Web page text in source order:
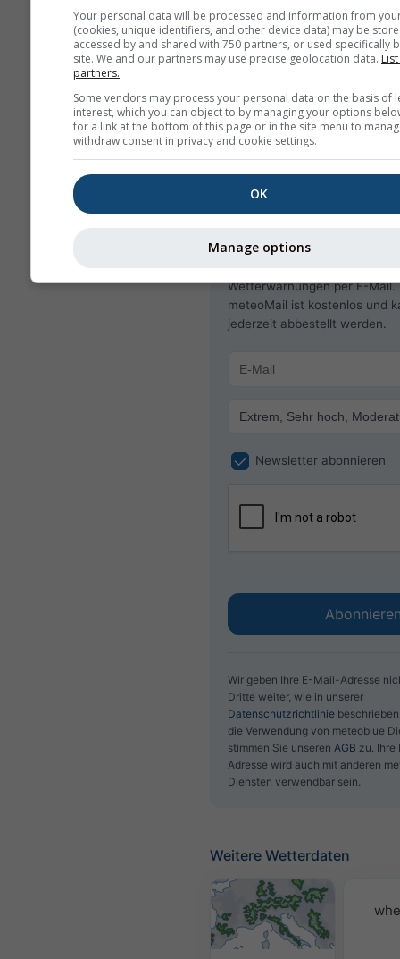
die entsprechenden Stellen
weitergeleitet.
meteoMail -
Quilmes
Wetterwarnungen per E-Mail.
meteoMail ist kostenlos und
jederzeit abbestellt werden.
Newsletter abonnieren
Wir geben Ihre E-Mail-Adresse
Dritte weiter, wie in unserer
Datenschutzrichtlinie
die Verwendung von meteoblue
stimmen Sie unseren AGB zu.
Adresse wird auch mit anderen
Diensten verwendbar sein.
Weitere Wetterdaten
Your personal data will be processed and information from
(cookies, unique identifiers, and other device data) may be
accessed by and shared with 750 partners, or used specifically
site. We and our partners may use precise geolocation data.
partners.
Some vendors may process your personal data on the basis of
interest, which you can object to by managing your options
for a link at the bottom of this page or in the site menu to
withdraw consent in privacy and cookie settings.
OK
Manage options